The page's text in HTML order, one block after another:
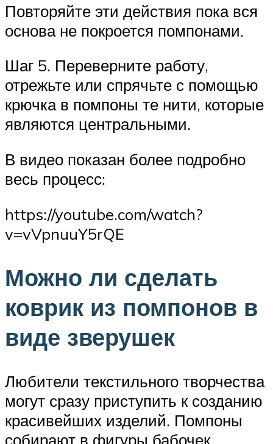
Повторяйте эти действия пока вся
основа не покроется помпонами.
Шаг 5. Переверните работу,
отрежьте или спрячьте с помощью
крючка в помпоны те нити, которые
являются центральными.
В видео показан более подробно
весь процесс:
https://youtube.com/watch?
v=vVpnuuY5rQE
Можно ли сделать
коврик из помпонов в
виде зверушек
Любители текстильного творчества
могут сразу приступить к созданию
красивейших изделий. Помпоны
собирают в фигуры бабочек,